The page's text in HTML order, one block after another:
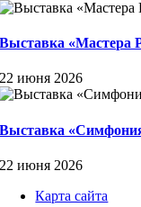
Выставка «Мастера
22 июня 2026
Выставка
22 июня 2026
Карта сайта